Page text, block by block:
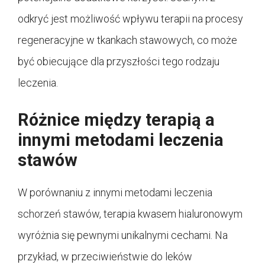
odkryć jest możliwość wpływu terapii na procesy
regeneracyjne w tkankach stawowych, co może
być obiecujące dla przyszłości tego rodzaju
leczenia.
Różnice między terapią a
innymi metodami leczenia
stawów
W porównaniu z innymi metodami leczenia
schorzeń stawów, terapia kwasem hialuronowym
wyróżnia się pewnymi unikalnymi cechami. Na
przykład, w przeciwieństwie do leków